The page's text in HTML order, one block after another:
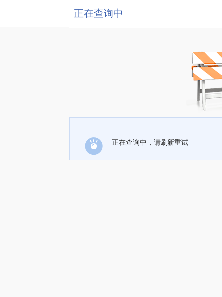
正在查询中
正在查询中，请刷新重试